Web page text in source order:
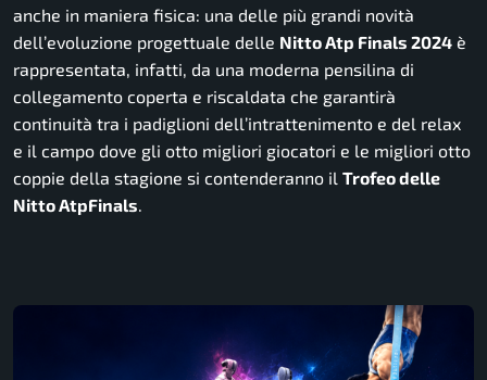
anche in maniera fisica: una delle più grandi novità
dell’evoluzione progettuale delle Nitto Atp Finals 2024 è
rappresentata, infatti, da una moderna pensilina di
collegamento coperta e riscaldata che garantirà
continuità tra i padiglioni dell’intrattenimento e del relax
e il campo dove gli otto migliori giocatori e le migliori otto
coppie della stagione si contenderanno il Trofeo delle
Nitto AtpFinals.